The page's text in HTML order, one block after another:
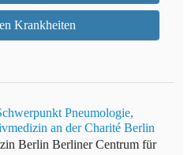
Krankheiten
Pneumologie,
an der Charité Berlin
Berlin Berliner Centrum für